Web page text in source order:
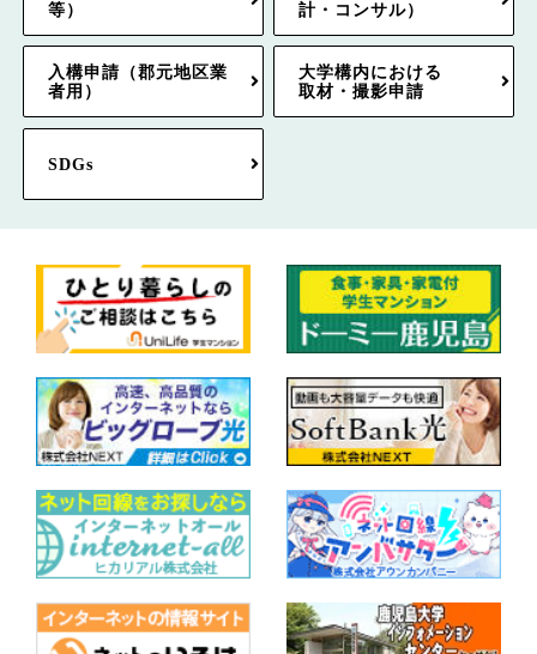
等）
計・コンサル）
入構申請（郡元地区業
者用）
大学構内における
取材・撮影申請
SDGs